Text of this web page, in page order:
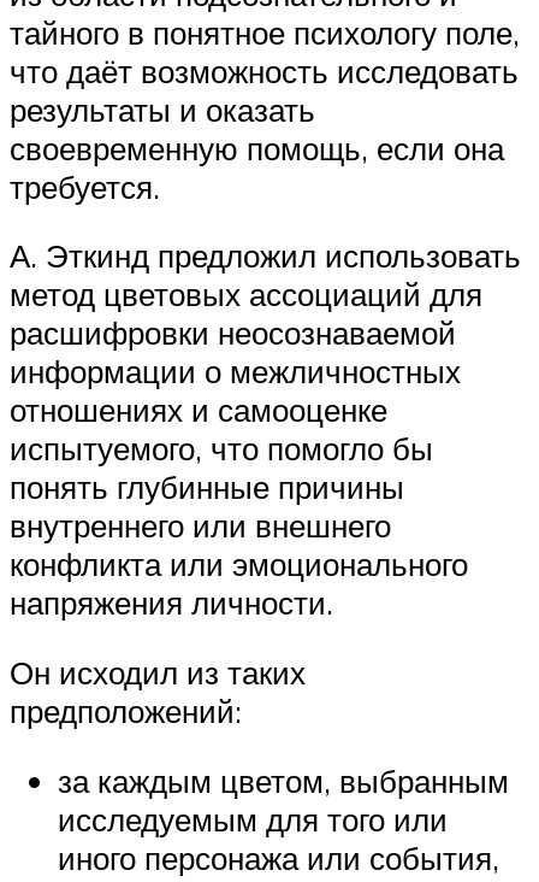
тайного в понятное психологу поле,
что даёт возможность исследовать
результаты и оказать
своевременную помощь, если она
требуется.
А. Эткинд предложил использовать
метод цветовых ассоциаций для
расшифровки неосознаваемой
информации о межличностных
отношениях и самооценке
испытуемого, что помогло бы
понять глубинные причины
внутреннего или внешнего
конфликта или эмоционального
напряжения личности.
Он исходил из таких
предположений:
за каждым цветом, выбранным
исследуемым для того или
иного персонажа или события,